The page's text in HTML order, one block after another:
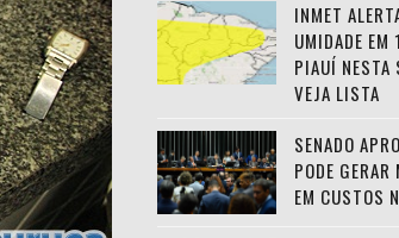
INMET
UMIDADE EM
PIAUÍ
VEJA LISTA
SENADO
PODE
EM CUSTOS